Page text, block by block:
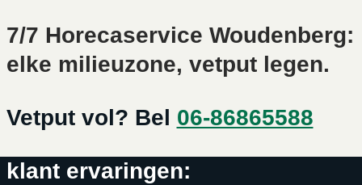
7/7 Horecaservice Woudenberg:
elke milieuzone, vetput legen.
Vetput vol? Bel 06-86865588
klant ervaringen: